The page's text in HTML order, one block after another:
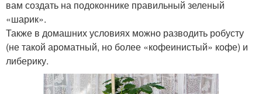
вам создать на подоконнике правильный зеленый
«шарик».
Также в домашних условиях можно разводить робусту
(не такой ароматный, но более «кофеинистый» кофе) и
либерику.